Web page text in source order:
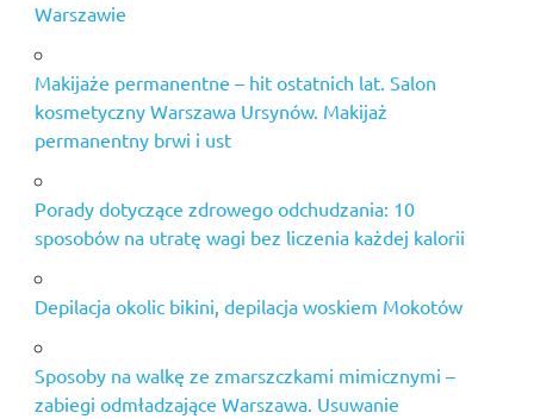
Warszawie
Makijaże permanentne – hit ostatnich lat. Salon
kosmetyczny Warszawa Ursynów. Makijaż
permanentny brwi i ust
Porady dotyczące zdrowego odchudzania: 10
sposobów na utratę wagi bez liczenia każdej kalorii
Depilacja okolic bikini, depilacja woskiem Mokotów
Sposoby na walkę ze zmarszczkami mimicznymi –
zabiegi odmładzające Warszawa. Usuwanie